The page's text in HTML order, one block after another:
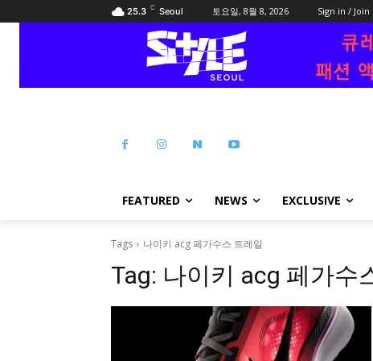
25.3 C Seoul 토요일, 8월 8, 2026 Sign in / Join
FEATURED NEWS EXCLUSIVE
Tags 나이키 acg 페가수스 트레일
Tag: 나이키 acg 페가수